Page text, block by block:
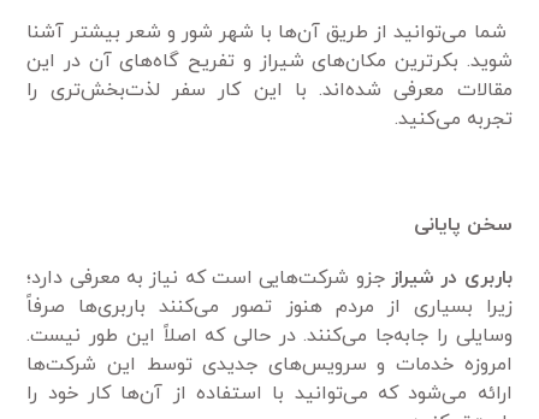
شما می‌توانید از طریق آن‌ها با شهر شور و شعر بیشتر آشنا
شوید. بکرترین مکان‌های شیراز و تفریح گاه‌های آن در این
مقالات معرفی شده‌اند. با این کار سفر لذت‌بخش‌تری را
تجربه می‌کنید.
سخن پایانی
باربری در شیراز جزو شرکت‌هایی است که نیاز به معرفی دارد؛
زیرا بسیاری از مردم هنوز تصور می‌کنند باربری‌ها صرفاً
وسایلی را جابه‌جا می‌کنند. در حالی که اصلاً این طور نیست.
امروزه خدمات و سرویس‌های جدیدی توسط این شرکت‌ها
ارائه می‌شود که می‌توانید با استفاده از آن‌ها کار خود را